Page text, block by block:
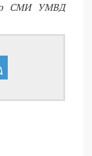
СМИ УМВД